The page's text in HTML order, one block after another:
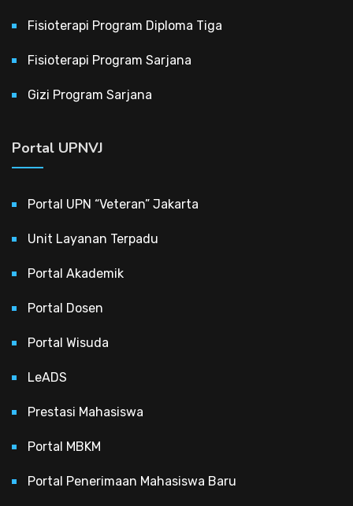
Fisioterapi Program Diploma Tiga
Fisioterapi Program Sarjana
Gizi Program Sarjana
Portal UPNVJ
Portal UPN “Veteran” Jakarta
Unit Layanan Terpadu
Portal Akademik
Portal Dosen
Portal Wisuda
LeADS
Prestasi Mahasiswa
Portal MBKM
Portal Penerimaan Mahasiswa Baru